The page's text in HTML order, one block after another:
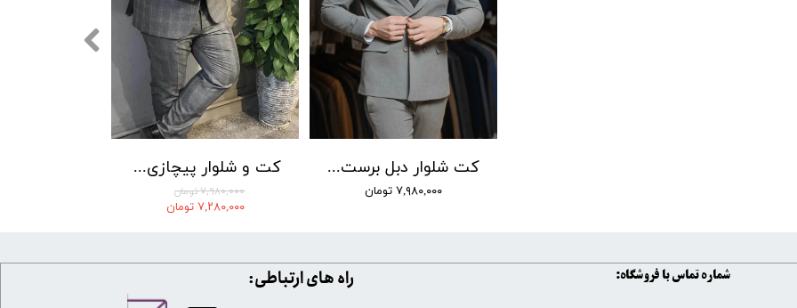
کت و شلوار پیچازی بردان رنگ 001
۷,۹۸۰,۰۰۰ تومان
۷,۲۸۰,۰۰۰ تومان
کت شلوار دبل برست LOMENZ کد 004
۷,۹۸۰,۰۰۰ تومان
شماره تماس با فروشگاه: ​​راه های ارتباطی: